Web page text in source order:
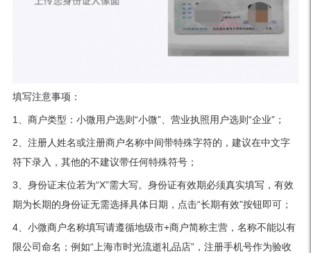
填写注意事项：
1、商户类型：小微用户选则“小微”、营业执照用户选则“企业”；
2、注册人姓名或注册商户名称中间带特殊字符的，建议在中文字
符下录入，其他的不建议带任何特殊符号；
3、身份证末位若为“X”需大写。身份证有效期必须真实填写，有效
期为长期的身份证无需选择具体日期，点击“长期有效”按钮即可；
4、小微商户名称填写请遵循地级市+商户简称主营，名称不能以有
限公司命名；例如“上海市时光流逝礼品店”，注册手机号作为验收